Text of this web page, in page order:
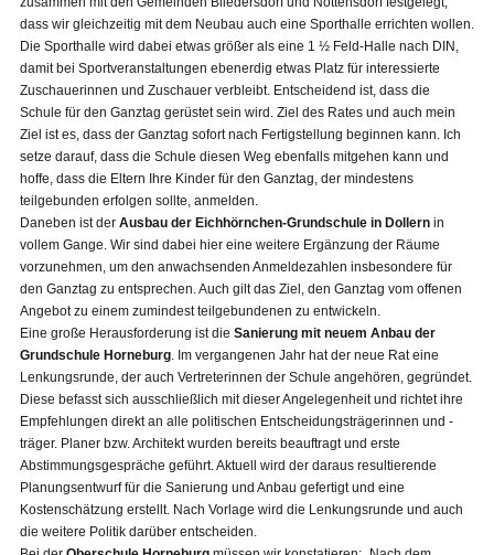
dass wir gleichzeitig mit dem Neubau auch eine Sporthalle errichten wollen.
Die Sporthalle wird dabei etwas größer als eine 1 ½ Feld-Halle nach DIN,
damit bei Sportveranstaltungen ebenerdig etwas Platz für interessierte
Zuschauerinnen und Zuschauer verbleibt. Entscheidend ist, dass die
Schule für den Ganztag gerüstet sein wird. Ziel des Rates und auch mein
Ziel ist es, dass der Ganztag sofort nach Fertigstellung beginnen kann. Ich
setze darauf, dass die Schule diesen Weg ebenfalls mitgehen kann und
hoffe, dass die Eltern Ihre Kinder für den Ganztag, der mindestens
teilgebunden erfolgen sollte, anmelden.
Daneben ist der Ausbau der Eichhörnchen-Grundschule in Dollern in
vollem Gange. Wir sind dabei hier eine weitere Ergänzung der Räume
vorzunehmen, um den anwachsenden Anmeldezahlen insbesondere für
den Ganztag zu entsprechen. Auch gilt das Ziel, den Ganztag vom offenen
Angebot zu einem zumindest teilgebundenen zu entwickeln.
Eine große Herausforderung ist die Sanierung mit neuem Anbau der
Grundschule Horneburg . Im vergangenen Jahr hat der neue Rat eine
Lenkungsrunde, der auch Vertreterinnen der Schule angehören, gegründet.
Diese befasst sich ausschließlich mit dieser Angelegenheit und richtet ihre
Empfehlungen direkt an alle politischen Entscheidungsträgerinnen und -
träger. Planer bzw. Architekt wurden bereits beauftragt und erste
Abstimmungsgespräche geführt. Aktuell wird der daraus resultierende
Planungsentwurf für die Sanierung und Anbau gefertigt und eine
Kostenschätzung erstellt. Nach Vorlage wird die Lenkungsrunde und auch
die weitere Politik darüber entscheiden.